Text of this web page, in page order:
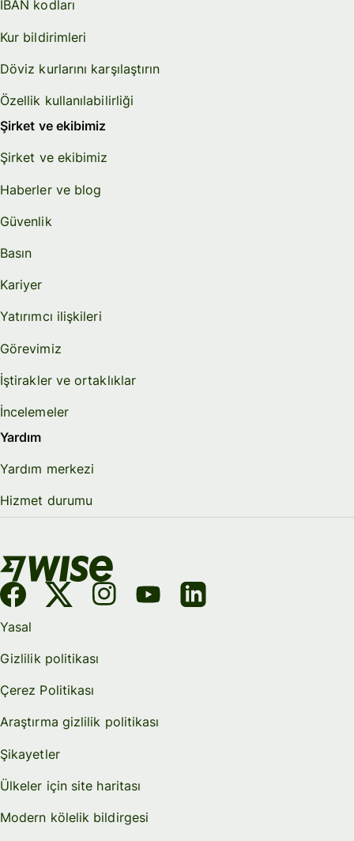
IBAN kodları
Kur bildirimleri
Döviz kurlarını karşılaştırın
Özellik kullanılabilirliği
Şirket ve ekibimiz
Şirket ve ekibimiz
Haberler ve blog
Güvenlik
Basın
Kariyer
Yatırımcı ilişkileri
Görevimiz
İştirakler ve ortaklıklar
İncelemeler
Yardım
Yardım merkezi
Hizmet durumu
Yasal
Gizlilik politikası
Çerez Politikası
Araştırma gizlilik politikası
Şikayetler
Ülkeler için site haritası
Modern kölelik bildirgesi